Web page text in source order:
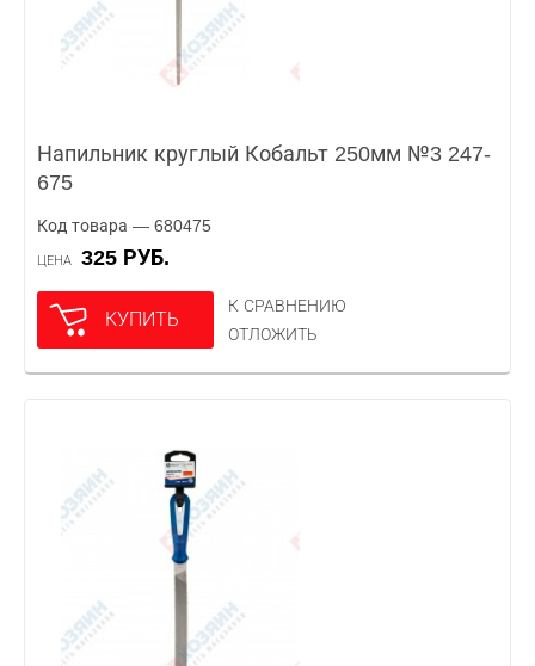
Напильник круглый Кобальт 250мм №3 247-
675
Код товара — 680475
ЦЕНА 325 РУБ.
КУПИТЬ
К СРАВНЕНИЮ
ОТЛОЖИТЬ